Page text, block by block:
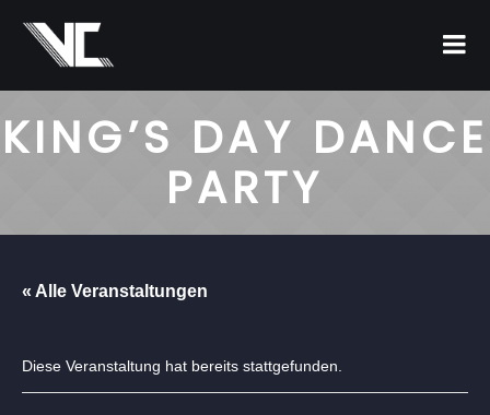
KING’S DAY DANCE
PARTY
« Alle Veranstaltungen
Diese Veranstaltung hat bereits stattgefunden.